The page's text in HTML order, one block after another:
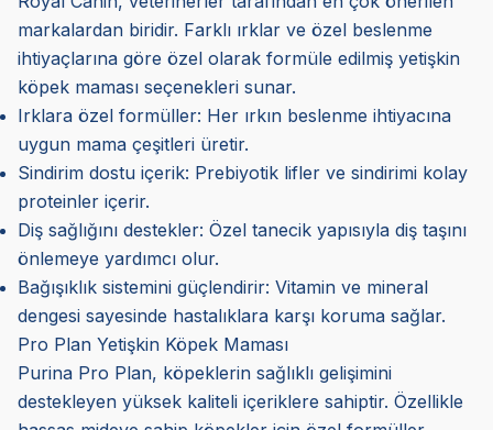
markalardan biridir. Farklı ırklar ve özel beslenme
ihtiyaçlarına göre özel olarak formüle edilmiş yetişkin
köpek maması seçenekleri sunar.
Irklara özel formüller: Her ırkın beslenme ihtiyacına
uygun mama çeşitleri üretir.
Sindirim dostu içerik: Prebiyotik lifler ve sindirimi kolay
proteinler içerir.
Diş sağlığını destekler: Özel tanecik yapısıyla diş taşını
önlemeye yardımcı olur.
Bağışıklık sistemini güçlendirir: Vitamin ve mineral
dengesi sayesinde hastalıklara karşı koruma sağlar.
Pro Plan Yetişkin Köpek Maması
Purina Pro Plan, köpeklerin sağlıklı gelişimini
destekleyen yüksek kaliteli içeriklere sahiptir. Özellikle